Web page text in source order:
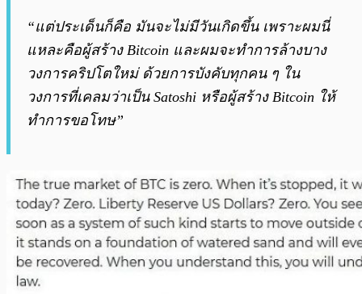
“แต่ประเด็นก็คือ มันจะไม่มีวันเกิดขึ้น เพราะผมนี่
แหละคือผู้สร้าง Bitcoin และผมจะทำการล้างบาง
วงการคริปโตใหม่ ด้วยการบังคับทุกคน ๆ ใน
วงการที่เคลมว่าเป็น Satoshi หรือผู้สร้าง Bitcoin ให้
ทำการขอโทษ”